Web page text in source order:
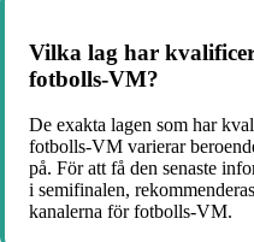
Vilka lag har
fotbolls-VM?
De exakta lagen som har
fotbolls-VM varierar
på. För att få den senaste
i semifinalen,
kanalerna för fotbolls-VM.